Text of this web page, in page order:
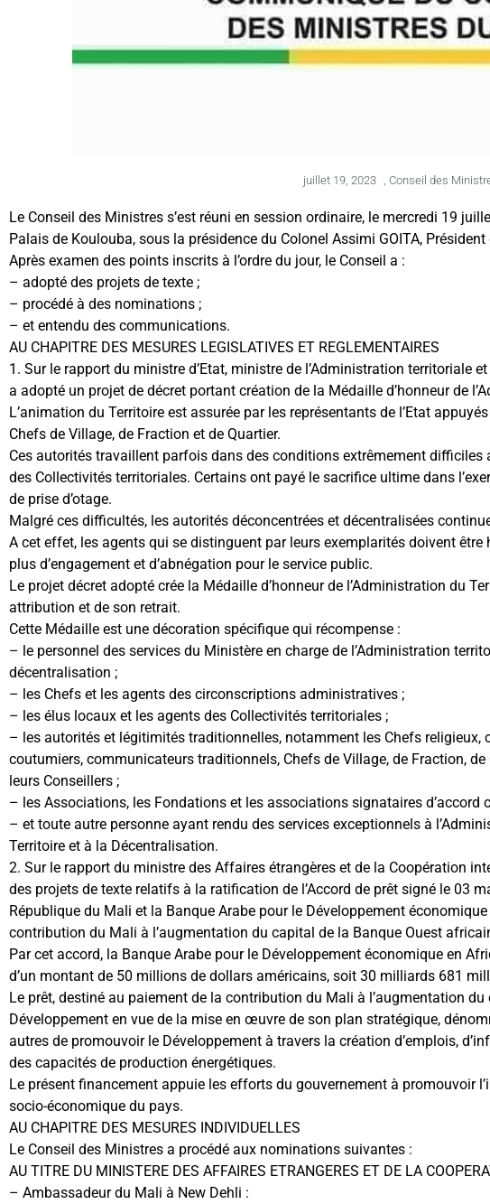
juillet 19, 2023 Conseil des
Le Conseil des Ministres s’est réuni en session ordinaire, le mercredi 19
Palais de Koulouba, sous la présidence du Colonel Assimi GOITA, Président
Après examen des points inscrits à l’ordre du jour, le Conseil a :
– adopté des projets de texte ;
– procédé à des nominations ;
– et entendu des communications.
AU CHAPITRE DES MESURES LEGISLATIVES ET REGLEMENTAIRES
1. Sur le rapport du ministre d’Etat, ministre de l’Administration territoriale
a adopté un projet de décret portant création de la Médaille d’honneur de
L’animation du Territoire est assurée par les représentants de l’Etat
Chefs de Village, de Fraction et de Quartier.
Ces autorités travaillent parfois dans des conditions extrêmement
des Collectivités territoriales. Certains ont payé le sacrifice ultime dans
de prise d’otage.
Malgré ces difficultés, les autorités déconcentrées et décentralisées
A cet effet, les agents qui se distinguent par leurs exemplarités doivent
plus d’engagement et d’abnégation pour le service public.
Le projet décret adopté crée la Médaille d’honneur de l’Administration du
attribution et de son retrait.
Cette Médaille est une décoration spécifique qui récompense :
– le personnel des services du Ministère en charge de l’Administration
décentralisation ;
– les Chefs et les agents des circonscriptions administratives ;
– les élus locaux et les agents des Collectivités territoriales ;
– les autorités et légitimités traditionnelles, notamment les Chefs religieux,
coutumiers, communicateurs traditionnels, Chefs de Village, de Fraction, de
leurs Conseillers ;
– les Associations, les Fondations et les associations signataires d’accord
– et toute autre personne ayant rendu des services exceptionnels à
Territoire et à la Décentralisation.
2. Sur le rapport du ministre des Affaires étrangères et de la Coopération
des projets de texte relatifs à la ratification de l’Accord de prêt signé le 03
République du Mali et la Banque Arabe pour le Développement
contribution du Mali à l’augmentation du capital de la Banque Ouest
Par cet accord, la Banque Arabe pour le Développement économique en
d’un montant de 50 millions de dollars américains, soit 30 milliards 681
Le prêt, destiné au paiement de la contribution du Mali à l’augmentation
Développement en vue de la mise en œuvre de son plan stratégique,
autres de promouvoir le Développement à travers la création d’emplois,
des capacités de production énergétiques.
Le présent financement appuie les efforts du gouvernement à promouvoir
socio-économique du pays.
AU CHAPITRE DES MESURES INDIVIDUELLES
Le Conseil des Ministres a procédé aux nominations suivantes :
AU TITRE DU MINISTERE DES AFFAIRES ETRANGERES ET DE LA
– Ambassadeur du Mali à New Dehli :